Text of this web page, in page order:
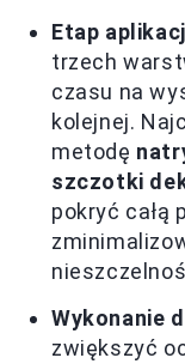
Etap
trzech
czasu na
kolejnej.
metodę
szczotki
pokryć całą
Wykonanie
zwiększyć